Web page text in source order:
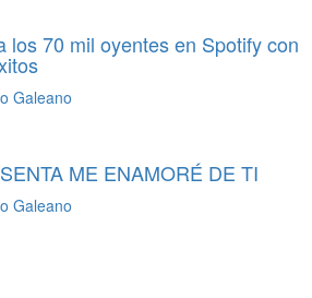
los 70 mil oyentes en Spotify con
Galeano
ME ENAMORÉ DE TI
Galeano